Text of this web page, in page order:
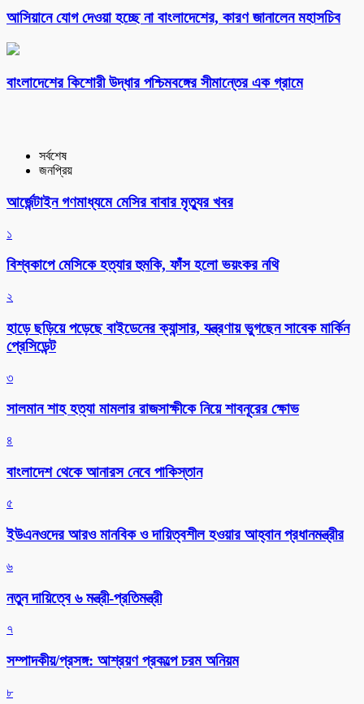
আসিয়ানে যোগ দেওয়া হচ্ছে না বাংলাদেশের, কারণ জানালেন মহাসচিব
বাংলাদেশের কিশোরী উদ্ধার পশ্চিমবঙ্গের সীমান্তের এক গ্রামে
সর্বশেষ
জনপ্রিয়
আর্জেন্টাইন গণমাধ্যমে মেসির বাবার মৃত্যুর খবর
১
বিশ্বকাপে মেসিকে হত্যার হুমকি, ফাঁস হলো ভয়ংকর নথি
২
হাড়ে ছড়িয়ে পড়েছে বাইডেনের ক্যান্সার, যন্ত্রণায় ভুগছেন সাবেক মার্কিন
প্রেসিডেন্ট
৩
সালমান শাহ হত্যা মামলার রাজসাক্ষীকে নিয়ে শাবনূরের ক্ষোভ
৪
বাংলাদেশ থেকে আনারস নেবে পাকিস্তান
৫
ইউএনওদের আরও মানবিক ও দায়িত্বশীল হওয়ার আহ্বান প্রধানমন্ত্রীর
৬
নতুন দায়িত্বে ৬ মন্ত্রী-প্রতিমন্ত্রী
৭
সম্পাদকীয়/প্রসঙ্গ: আশ্রয়ণ প্রকল্পে চরম অনিয়ম
৮